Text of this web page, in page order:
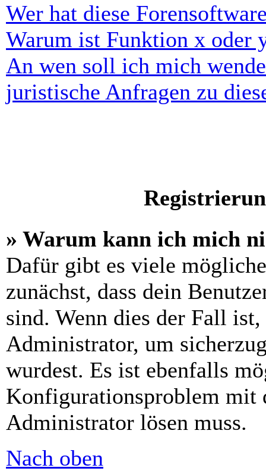
Wer hat diese
Warum ist Funktion x oder
An wen soll ich mich
juristische Anfragen zu
» Warum kann ich mich
Dafür gibt es viele
zunächst, dass dein
sind. Wenn dies der Fall
Administrator, um
wurdest. Es ist ebenfalls
Konfigurationsproblem mit
Administrator lösen muss.
Nach oben